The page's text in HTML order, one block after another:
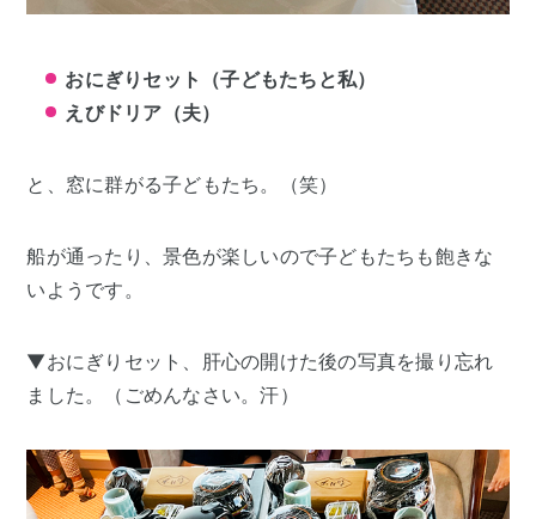
おにぎりセット（子どもたちと私）
えびドリア（夫）
と、窓に群がる子どもたち。（笑）
船が通ったり、景色が楽しいので子どもたちも飽きな
いようです。
▼おにぎりセット、肝心の開けた後の写真を撮り忘れ
ました。（ごめんなさい。汗）